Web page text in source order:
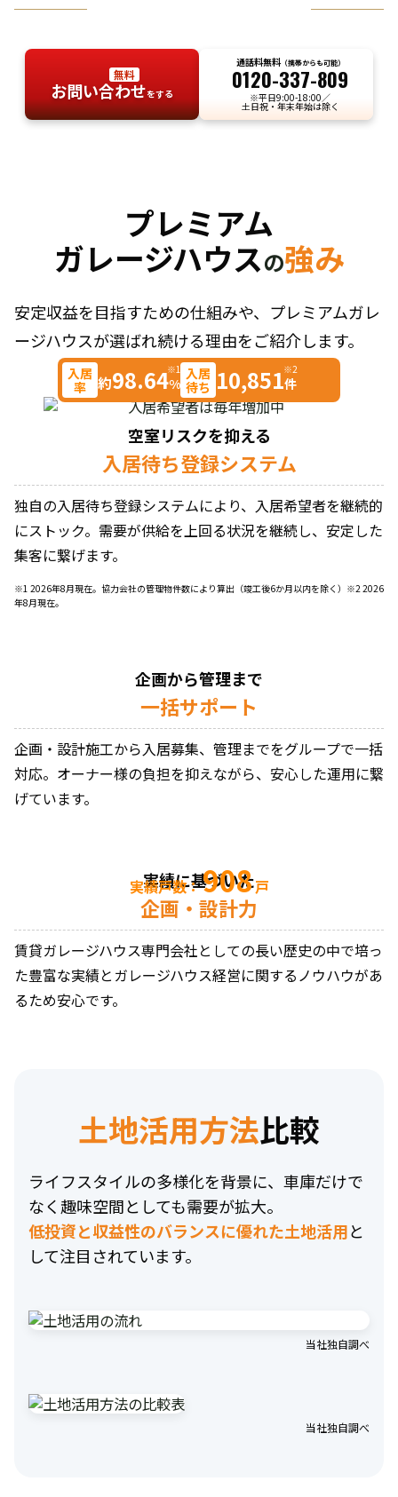
お問い合わせをする
無料
通話料無料（携帯からも可能）
0120-337-809
※平日9:00-18:00／
土日祝・年末年始は除く
プレミアム
ガレージハウスの強み
安定収益を目指すための仕組みや、プレミアムガレ
ージハウスが選ばれ続ける理由をご紹介します。
入居
率
約98.64※1
%
入居
待ち 10,851※2
件
空室リスクを抑える
入居待ち登録システム
独自の入居待ち登録システムにより、入居希望者を継続的
にストック。需要が供給を上回る状況を継続し、安定した
集客に繋げます。
※1 2026年8月現在。協力会社の管理物件数により算出（竣工後6か月以内を除く）※2 2026
年8月現在。
企画から管理まで
一括サポート
企画・設計施工から入居募集、管理までをグループで一括
対応。オーナー様の負担を抑えながら、安心した運用に繋
げています。
実績戸数：908戸
実績に基づいた
企画・設計力
賃貸ガレージハウス専門会社としての長い歴史の中で培っ
た豊富な実績とガレージハウス経営に関するノウハウがあ
るため安心です。
土地活用方法比較
ライフスタイルの多様化を背景に、車庫だけで
なく趣味空間としても需要が拡大。
低投資と収益性のバランスに優れた土地活用と
して注目されています。
当社独自調べ
当社独自調べ